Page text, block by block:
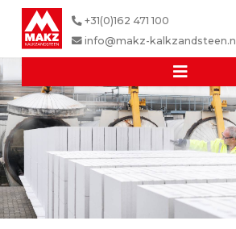
+31(0)162 471 100
info@makz-kalkzandsteen.nl